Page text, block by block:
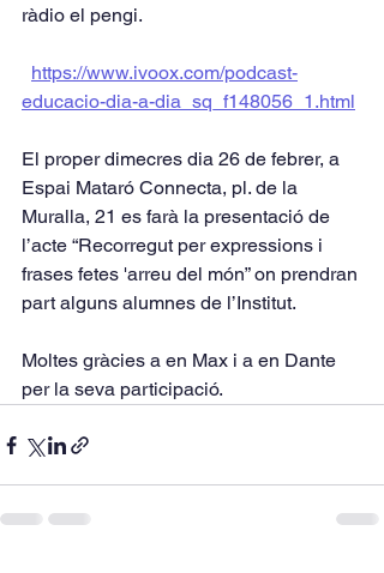
ràdio el pengi.
https://www.ivoox.com/podcast-
educacio-dia-a-dia_sq_f148056_1.html
El proper dimecres dia 26 de febrer, a
Espai Mataró Connecta, pl. de la
Muralla, 21 es farà la presentació de
l’acte “Recorregut per expressions i
frases fetes 'arreu del món” on prendran
part alguns alumnes de l’Institut.
Moltes gràcies a en Max i a en Dante
per la seva participació.